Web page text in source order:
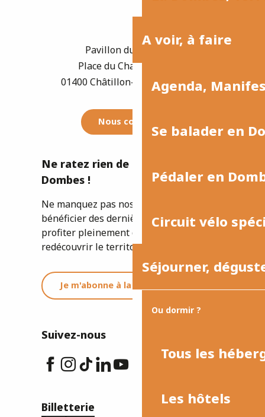
A voir, à faire
Agenda,
Se balader en
Pédaler en
Circuit vélo
Séjourner,
Ou dormir ?
Tous les
Les hôtels
Pavillon du Tourisme
Place du Champ de Foire
01400 Châtillon-sur-Chalaronne
Nous contacter
Ne ratez rien de l'actualité de la
Dombes !
Ne manquez pas nos newsletters pour
bénéficier des dernières informations et
profiter pleinement de votre séjour ou
redécouvrir le territoire.
Je m'abonne à la newsletter
Suivez-nous
Billetterie